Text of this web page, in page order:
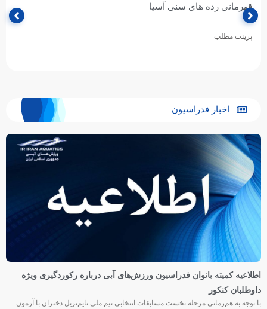
قهرمانی رده های سنی آسیا
پرینت مطلب
اخبار فدراسیون
اطلاعیه کمیته بانوان فدراسیون ورزش‌های آبی درباره رکوردگیری ویژه
داوطلبان کنکور
با توجه به هم‌زمانی مرحله نخست مسابقات انتخابی تیم ملی تایم‌تریل دختران با آزمون